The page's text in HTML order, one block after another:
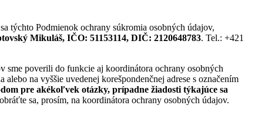
týchto Podmienok ochrany súkromia osobných údajov,
Mikuláš, IČO: 51153114, DIČ: 2120648783. Tel.: +421
sme poverili do funkcie aj koordinátora ochrany osobných
na vyššie uvedenej korešpondenčnej adrese s označením
pre akékoľvek otázky, prípadne žiadosti týkajúce sa
sa, prosím, na koordinátora ochrany osobných údajov.